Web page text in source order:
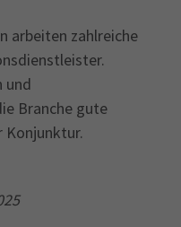
arbeiten zahlreiche
und
Branche gute
Konjunktur.